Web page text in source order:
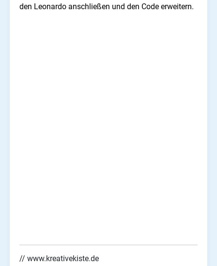
den Leonardo anschließen und den Code erweitern.
// www.kreativekiste.de